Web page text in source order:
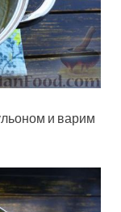
и варим